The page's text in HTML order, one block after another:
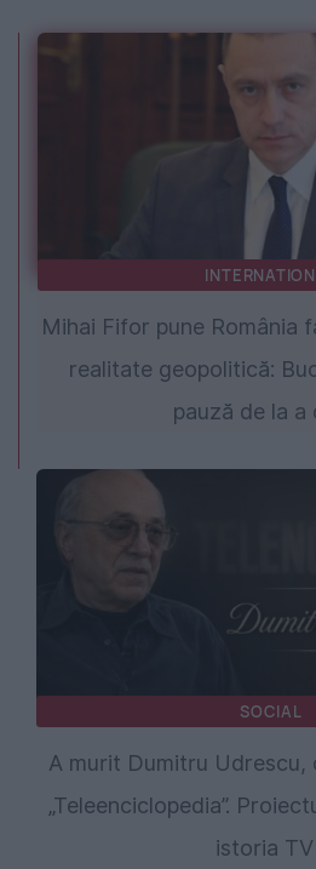
Mihai Fifor pune România
realitate geopolitică:
pauză de la a
SOCIAL
A murit Dumitru Udrescu,
„Teleenciclopedia”.
istoria